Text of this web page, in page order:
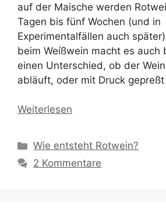
auf der Maische werden
Tagen bis fünf Wochen (und in
Experimentalfällen auch
beim Weíßwein macht es auch
einen Unterschied, ob der
abläuft, oder mit Druck
Weiterlesen
Kategorien
Wie entsteht Rotwein?
2 Kommentare